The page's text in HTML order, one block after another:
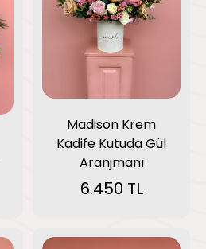
Madison Krem
Kadife Kutuda Gül
Aranjmanı
6.450 TL